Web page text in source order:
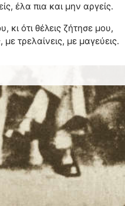
έλα πια και μην αργείς.
ότι θέλεις ζήτησε μου,
με τρελαίνεις, με μαγεύεις.